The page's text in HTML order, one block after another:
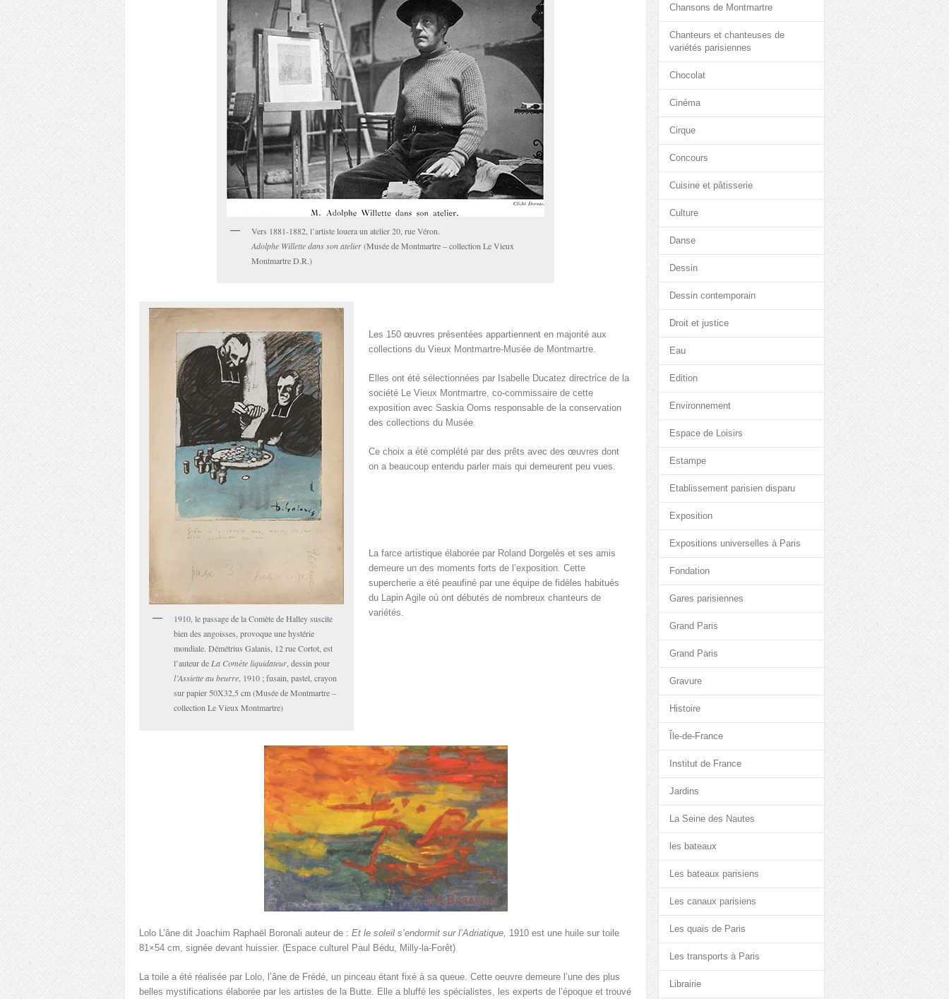
Vers 1881-1882, l’artiste louera un atelier 20, rue Véron.
Adolphe Willette dans son atelier(Musée de Montmartre – collection Le Vieux
Montmartre D.R.)
1910, le passage de la Comète de Halley suscite
bien des angoisses, provoque une hystérie
mondiale. Démétrius Galanis, 12 rue Cortot, est
l’auteur deLa Comète liquidateur, dessin pour
l’Assiette au beurre, 1910 ; fusain, pastel, crayon
sur papier 50X32,5 cm (Musée de Montmartre –
collection Le Vieux Montmartre)
Les 150 œuvres présentées appartiennent en majorité aux
collections du Vieux Montmartre-Musée de Montmartre.
Elles ont été sélectionnées par Isabelle Ducatez directrice de la
société Le Vieux Montmartre, co-commissaire de cette
exposition avec Saskia Ooms responsable de la conservation
des collections du Musée.
Ce choix a été complété par des prêts avec des œuvres dont
on a beaucoup entendu parler mais qui demeurent peu vues.
La farce artistique élaborée par Roland Dorgelès et ses amis
demeure un des moments forts de l’exposition. Cette
supercherie a été peaufiné par une équipe de fidèles habitués
du Lapin Agile où ont débutés de nombreux chanteurs de
variétés.
Lolo L’âne dit Joachim Raphaël Boronali auteur de : Et le soleil s’endormit sur l’Adriatique, 1910 est une huile sur toile
81×54 cm, signée devant huissier. (Espace culturel Paul Bédu, Milly-la-Forêt)
La toile a été réalisée par Lolo, l’âne de Frédé, un pinceau étant fixé à sa queue. Cette oeuvre demeure l’une des plus
belles mystifications élaborée par les artistes de la Butte. Elle a bluffé les spécialistes, les experts de l’époque et trouvé
Chansons de Montmartre
Chanteurs et chanteuses de
variétés parisiennes
Chocolat
Cinéma
Cirque
Concours
Cuisine et pâtisserie
Culture
Danse
Dessin
Dessin contemporain
Droit et justice
Eau
Edition
Environnement
Espace de Loisirs
Estampe
Etablissement parisien disparu
Exposition
Expositions universelles à Paris
Fondation
Gares parisiennes
Grand Paris
Grand Paris
Gravure
Histoire
Île-de-France
Institut de France
Jardins
La Seine des Nautes
les bateaux
Les bateaux parisiens
Les canaux parisiens
Les quais de Paris
Les transports à Paris
Librairie